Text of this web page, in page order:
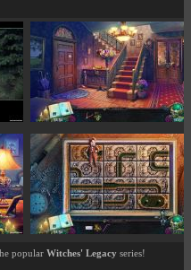
popular Witches' Legacy series!